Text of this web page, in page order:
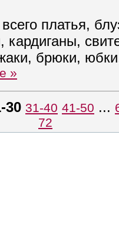
платья,
кардиганы,
брюки,
»
30 31-40 41-50 ...
72